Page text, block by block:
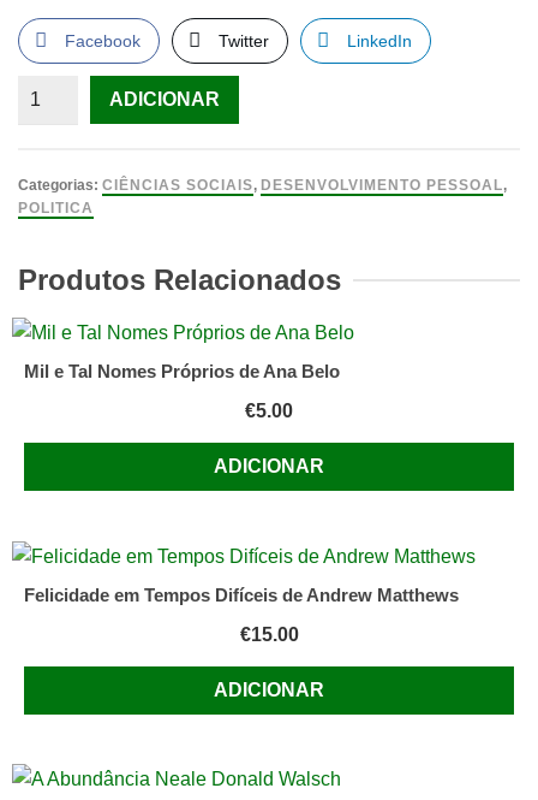
Facebook Twitter LinkedIn
Quantidade
Societal
Contemporânea
o
Lusófono
Mitideologias,
dos
Neves
Lusófonas,
de
ADICIONAR
Categorias: CIÊNCIAS SOCIAIS, DESENVOLVIMENTO PESSOAL,
POLITICA
Produtos Relacionados
Mil e Tal Nomes Próprios de Ana Belo
€5.00
ADICIONAR
Felicidade em Tempos Difíceis de Andrew Matthews
€15.00
ADICIONAR